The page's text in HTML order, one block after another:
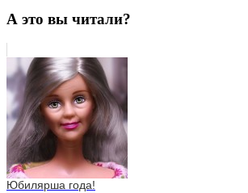
А это вы читали?
Юбилярша года!